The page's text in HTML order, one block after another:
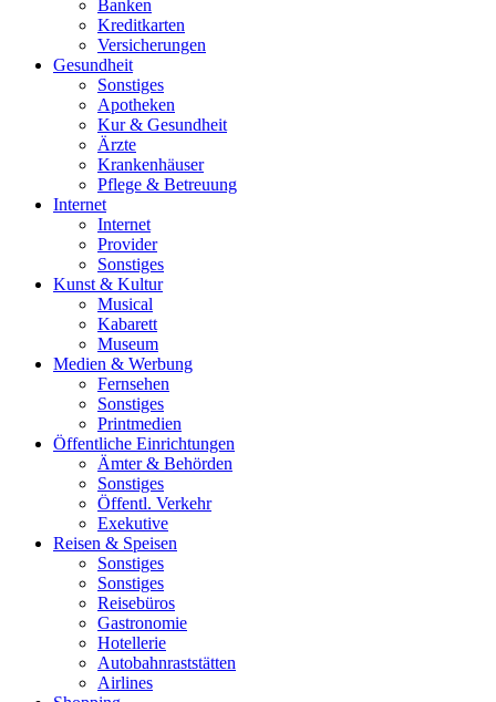
Banken
Kreditkarten
Versicherungen
Gesundheit
Sonstiges
Apotheken
Kur & Gesundheit
Ärzte
Krankenhäuser
Pflege & Betreuung
Internet
Internet
Provider
Sonstiges
Kunst & Kultur
Musical
Kabarett
Museum
Medien & Werbung
Fernsehen
Sonstiges
Printmedien
Öffentliche Einrichtungen
Ämter & Behörden
Sonstiges
Öffentl. Verkehr
Exekutive
Reisen & Speisen
Sonstiges
Sonstiges
Reisebüros
Gastronomie
Hotellerie
Autobahnraststätten
Airlines